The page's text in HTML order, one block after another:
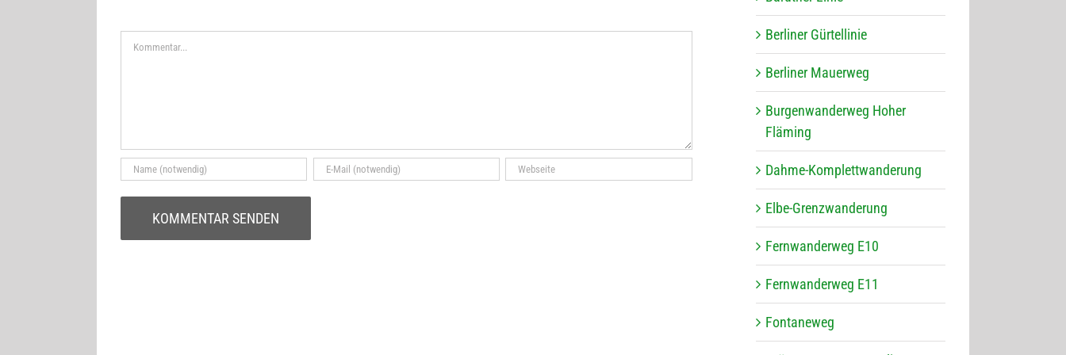
Kommentar Ber­li­ner Gürtellinie
Ber­li­ner Mauerweg
Bur­gen­wan­der­weg Hoher
Fläming
Dahme-Kom­plett­wan­de­rung
Elbe-Grenz­wan­de­rung
Fern­wan­der­weg E10
Fern­wan­der­weg E11
Fon­ta­ne­weg